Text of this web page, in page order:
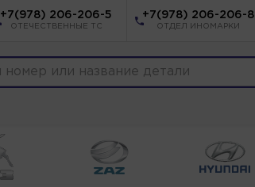
+7(978) 206-206-5
ОТЕЧЕСТВЕННЫЕ ТС
+7(978) 206-206-8
ОТДЕЛ ИНОМАРКИ